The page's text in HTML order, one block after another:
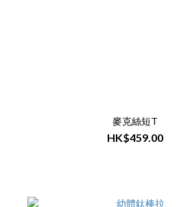
麥克絲短T
HK$459.00